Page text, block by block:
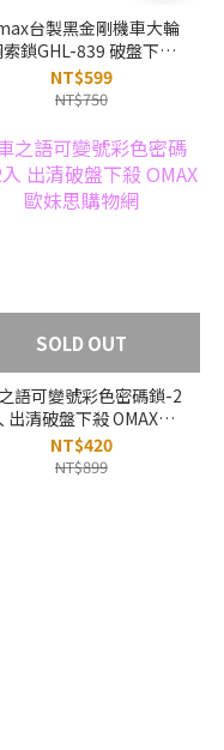
台製黑金剛機車大輪
鎖GHL-839 破盤下殺
OMAX歐妹思購物網
NT$599
NT$750
SOLD OUT
語可變號彩色密碼鎖-2
出清破盤下殺 OMAX歐
妹思購物網
NT$420
NT$899